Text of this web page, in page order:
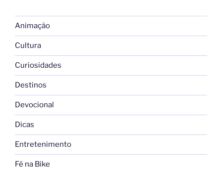
Animação
Cultura
Curiosidades
Destinos
Devocional
Dicas
Entretenimento
Fé na Bike